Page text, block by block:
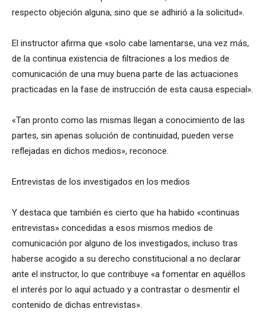
respecto objeción alguna, sino que se adhirió a la solicitud».
El instructor afirma que «solo cabe lamentarse, una vez más,
de la continua existencia de filtraciones a los medios de
comunicación de una muy buena parte de las actuaciones
practicadas en la fase de instrucción de esta causa especial».
«Tan pronto como las mismas llegan a conocimiento de las
partes, sin apenas solución de continuidad, pueden verse
reflejadas en dichos medios», reconoce.
Entrevistas de los investigados en los medios
Y destaca que también es cierto que ha habido «continuas
entrevistas» concedidas a esos mismos medios de
comunicación por alguno de los investigados, incluso tras
haberse acogido a su derecho constitucional a no declarar
ante el instructor, lo que contribuye «a fomentar en aquéllos
el interés por lo aquí actuado y a contrastar o desmentir el
contenido de dichas entrevistas».